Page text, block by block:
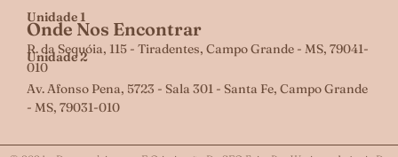
Onde Nos Encontrar
Unidade 1
R. da Sequóia, 115 - Tiradentes, Campo Grande - MS, 79041-
010
Unidade 2
Av. Afonso Pena, 5723 - Sala 301 - Santa Fe, Campo Grande
- MS, 79031-010